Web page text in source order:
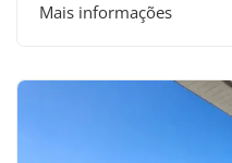
Mais informações